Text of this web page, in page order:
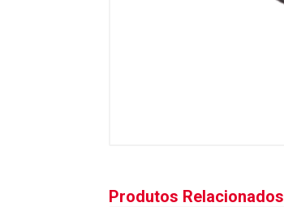
Produtos Relacionados